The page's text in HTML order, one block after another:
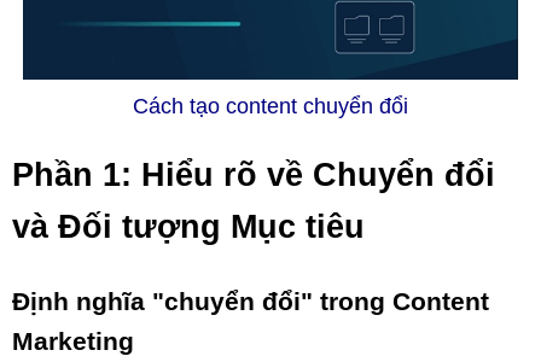
Cách tạo content chuyển đổi
Phần 1: Hiểu rõ về Chuyển đổi
và Đối tượng Mục tiêu
Định nghĩa "chuyển đổi" trong Content
Marketing